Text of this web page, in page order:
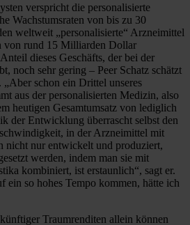
verspricht die personalisierte
Wachstumsraten von bis zu 30
weltweit „personalisierte“ Arzneimittel
von rund 15 Milliarden Dollar
dieses Geschäfts, der bei der
noch sehr gering – Peer Schatz schätzt
schon ein Drittel unseres
aus der personalisierten Medizin, also
heutigen Gesamtumsatz von lediglich
der Entwicklung überrascht selbst den
in der Arzneimittel mit
nicht nur entwickelt und produziert,
werden, indem man sie mit
kombiniert, ist erstaunlich“, sagt er.
ein so hohes Tempo kommen, hätte ich
Traumrenditen allein können